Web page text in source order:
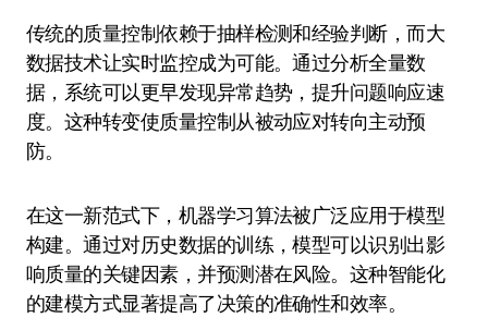
传统的质量控制依赖于抽样检测和经验判断，而大
数据技术让实时监控成为可能。通过分析全量数
据，系统可以更早发现异常趋势，提升问题响应速
度。这种转变使质量控制从被动应对转向主动预
防。
在这一新范式下，机器学习算法被广泛应用于模型
构建。通过对历史数据的训练，模型可以识别出影
响质量的关键因素，并预测潜在风险。这种智能化
的建模方式显著提高了决策的准确性和效率。